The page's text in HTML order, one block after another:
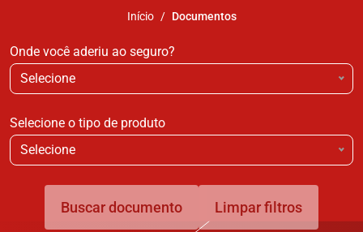
Início Documentos
Onde você aderiu ao seguro?
Selecione
Selecione o tipo de produto
Selecione
Buscar documento Limpar filtros